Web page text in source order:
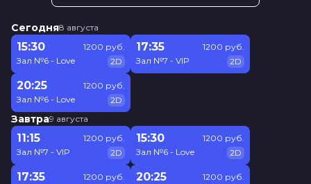
Сегодня8 августа
15:30
Зал №6 - Love
1200 руб.
2D
17:35
Зал №7 - VIP
1200 руб.
2D
20:25
Зал №6 - Love
1200 руб.
2D
Завтра9 августа
11:15
Зал №7 - VIP
1200 руб.
2D
15:30
Зал №6 - Love
1200 руб.
2D
17:35
1200 руб.
20:25
1200 руб.